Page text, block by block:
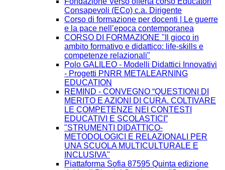
Consapevoli (ECo) c.a. Dirigente
Corso di formazione per docenti | Le guerre
e la pace nell’epoca contemporanea
CORSO DI FORMAZIONE "Il gioco in
ambito formativo e didattico: life-skills e
competenze relazionali"
Polo GALILEO - Modelli Didattici Innovativi
- Progetti PNRR METALEARNING
EDUCATION
REMIND - CONVEGNO “QUESTIONI DI
MERITO E AZIONI DI CURA. COLTIVARE
LE COMPETENZE NEI CONTESTI
EDUCATIVI E SCOLASTICI”
"STRUMENTI DIDATTICO-
METODOLOGICI E RELAZIONALI PER
UNA SCUOLA MULTICULTURALE E
INCLUSIVA"
Piattaforma Sofia 87595 Quinta edizione